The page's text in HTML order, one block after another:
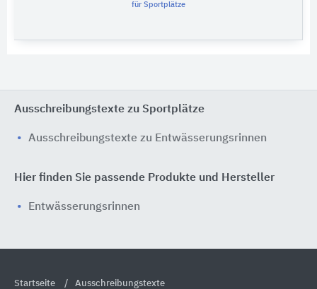
für Sportplätze
Ausschreibungstexte zu Sportplätze
Ausschreibungstexte zu Entwässerungsrinnen
Hier finden Sie passende Produkte und Hersteller
Entwässerungsrinnen
Startseite Ausschreibungstexte